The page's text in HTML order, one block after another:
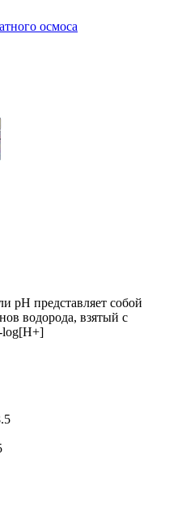
осмоса
рН представляет собой
водорода, взятый с
log[H+]